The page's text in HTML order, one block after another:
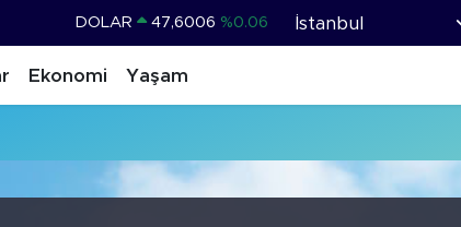
DOLAR 47,6006 %0.06
STERLİN 64,2398 %0.2
13.799
İstanbul
Ekonomi Yaşam